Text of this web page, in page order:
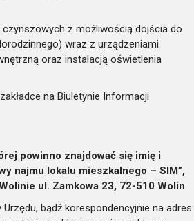
z możliwością dojścia do
wraz z urządzeniami
oraz instalacją oświetlenia
na Biuletynie Informacji
powinno znajdować się imię i
najmu lokalu mieszkalnego – SIM”,
ul. Zamkowa 23, 72-510 Wolin
bądź korespondencyjnie na adres: